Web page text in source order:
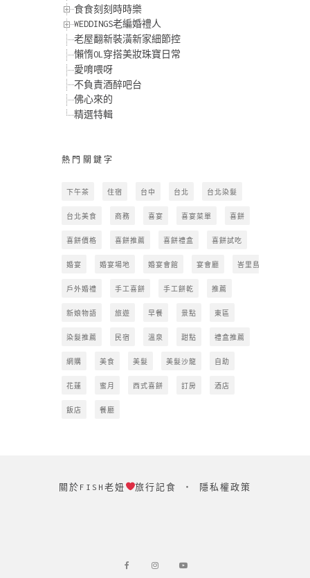
食食刻刻時時樂
WEDDINGS老編婚禮人
老屋翻新裝潢新家細節控
懶惰OL穿搭美妝珠寶日常
愛唷喂呀
不負責酒醉吧台
佛心來的
精選特輯
熱門關鍵字
下午茶 住宿 台中 台北 台北染髮
台北美食 商務 喜宴 喜宴菜單 喜餅
喜餅價格 喜餅推薦 喜餅禮盒 喜餅試吃
婚宴 婚宴場地 婚宴會館 宴會廳 峇里島
戶外婚禮 手工喜餅 手工餅乾 推薦
新娘物語 旅遊 早餐 景點 東區
染髮推薦 民宿 溫泉 甜點 禮盒推薦
網購 美食 美髮 美髮沙龍 自助
花蓮 蜜月 西式喜餅 訂房 酒店
飯店 餐廳
關於FISH老妞 旅行記食 ‧ 隱私權政策